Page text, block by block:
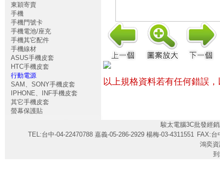
東穎寄賣
手機
手機門號卡
手機電池/座充
手機其它配件
手機線材
ASUS手機皮套
HTC手機皮套
行動電源
SAM、SONY手機皮套
IPHONE、INF手機皮套
其它手機皮套
螢幕保護貼
以上規格資料若有任何錯誤
駿太電腦3C批發經
TEL:台中-04-22470788 嘉義-05-286-2929 楊梅-03-4311551 FAX:台
鴻奕